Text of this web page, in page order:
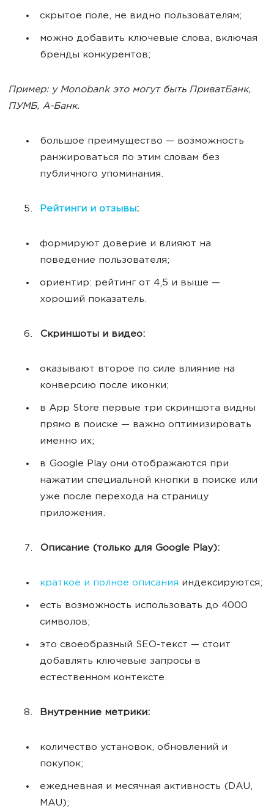
скрытое поле, не видно пользователям;
можно добавить ключевые слова, включая
бренды конкурентов;
Пример: у Monobank это могут быть ПриватБанк,
ПУМБ, А-Банк.
большое преимущество — возможность
ранжироваться по этим словам без
публичного упоминания.
Рейтинги и отзывы:
формируют доверие и влияют на
поведение пользователя;
ориентир: рейтинг от 4,5 и выше —
хороший показатель.
Скриншоты и видео:
оказывают второе по силе влияние на
конверсию после иконки;
в App Store первые три скриншота видны
прямо в поиске — важно оптимизировать
именно их;
в Google Play они отображаются при
нажатии специальной кнопки в поиске или
уже после перехода на страницу
приложения.
Описание (только для Google Play):
краткое и полное описания индексируются;
есть возможность использовать до 4000
символов;
это своеобразный SEO-текст — стоит
добавлять ключевые запросы в
естественном контексте.
Внутренние метрики:
количество установок, обновлений и
покупок;
ежедневная и месячная активность (DAU,
MAU);